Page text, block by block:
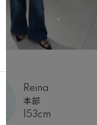
Reina
本部
153cm